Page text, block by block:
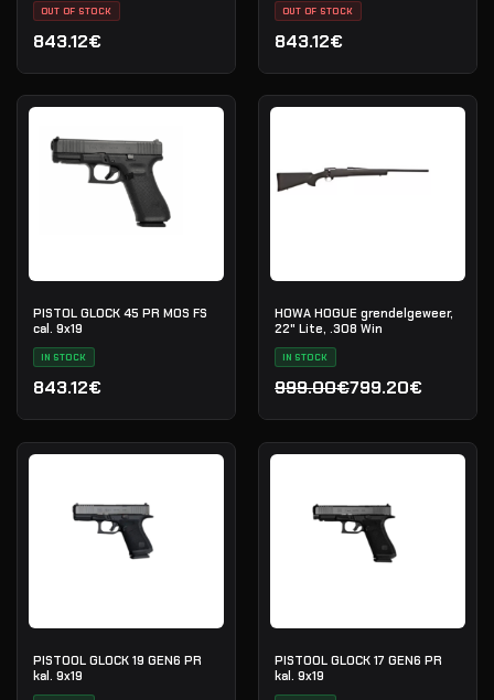
OUT OF STOCK
843.12€
OUT OF STOCK
843.12€
PISTOL GLOCK 45 PR MOS FS
cal. 9x19
IN STOCK
843.12€
HOWA HOGUE grendelgeweer,
22" Lite, .308 Win
IN STOCK
999.00€
Oorspronkelijke prijs
799.20€
Huidige prijs is: 799.20€.
PISTOOL GLOCK 19 GEN6 PR
kal. 9x19
PISTOOL GLOCK 17 GEN6 PR
kal. 9x19